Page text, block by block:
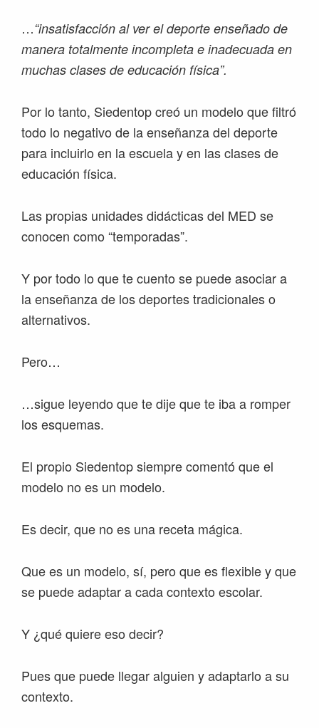
…“insatisfacción al ver el deporte enseñado de
manera totalmente incompleta e inadecuada en
muchas clases de educación física”.
Por lo tanto, Siedentop creó un modelo que filtró
todo lo negativo de la enseñanza del deporte
para incluirlo en la escuela y en las clases de
educación física.
Las propias unidades didácticas del MED se
conocen como “temporadas”.
Y por todo lo que te cuento se puede asociar a
la enseñanza de los deportes tradicionales o
alternativos.
Pero…
…sigue leyendo que te dije que te iba a romper
los esquemas.
El propio Siedentop siempre comentó que el
modelo no es un modelo.
Es decir, que no es una receta mágica.
Que es un modelo, sí, pero que es flexible y que
se puede adaptar a cada contexto escolar.
Y ¿qué quiere eso decir?
Pues que puede llegar alguien y adaptarlo a su
contexto.